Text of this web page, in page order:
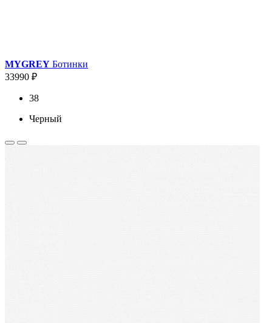
MYGREY Ботинки
33990 ₽
38
Черный